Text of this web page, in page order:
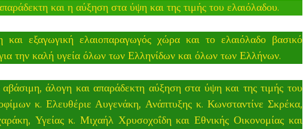
και η αύξηση στα ύψη και της τιμής του ελαιόλαδου.
εξαγωγική ελαιοπαραγωγός χώρα και το ελαιόλαδο βασικό
την καλή υγεία όλων των Ελληνίδων και όλων των Ελλήνων.
άλογη και απαράδεκτη αύξηση στα ύψη και της τιμής του
κ. Ελευθέριε Αυγενάκη, Ανάπτυξης κ. Κωνσταντίνε Σκρέκα,
Υγείας κ. Μιχαήλ Χρυσοχοΐδη και Εθνικής Οικονομίας και